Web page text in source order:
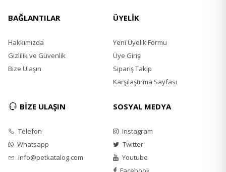
BAĞLANTILAR
Hakkımızda
Gizlilik ve Güvenlik
Bize Ulaşın
ÜYELİK
Yeni Üyelik Formu
Üye Girişi
Sipariş Takip
Karşılaştırma Sayfası
BİZE ULAŞIN
Telefon
Whatsapp
info@petkatalog.com
SOSYAL MEDYA
Instagram
Twitter
Youtube